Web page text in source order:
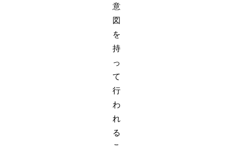
意
図
を
持
っ
て
行
わ
れ
る